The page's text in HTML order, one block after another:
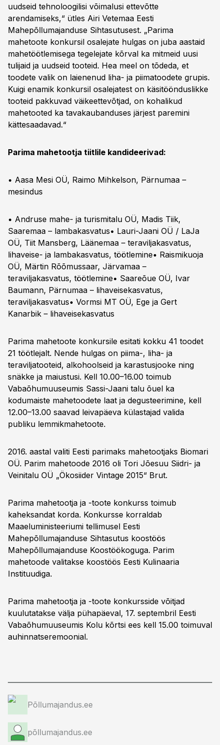
uudseid tehnoloogilisi võimalusi ettevõtte
arendamiseks,“ ütles Airi Vetemaa Eesti
Mahepõllumajanduse Sihtasutusest. „Parima
mahetoote konkursil osalejate hulgas on juba aastaid
mahetöötlemisega tegelejate kõrval ka mitmeid uusi
tulijaid ja uudseid tooteid. Hea meel on tõdeda, et
toodete valik on laienenud liha- ja piimatoodete grupis.
Kuigi enamik konkursil osalejatest on käsitöönduslikke
tooteid pakkuvad väikeettevõtjad, on kohalikud
mahetooted ka tavakaubanduses järjest paremini
kättesaadavad.“
Parima mahetootja tiitlile kandideerivad:
• Aasa Mesi OÜ, Raimo Mihkelson, Pärnumaa –
mesindus
• Andruse mahe- ja turismitalu OÜ, Madis Tiik,
Saaremaa – lambakasvatus• Lauri-Jaani OÜ / LaJa
OÜ, Tiit Mansberg, Läänemaa – teraviljakasvatus,
lihaveise- ja lambakasvatus, töötlemine• Raismikuoja
OÜ, Märtin Rõõmussaar, Järvamaa –
teraviljakasvatus, töötlemine• Saareõue OÜ, Ivar
Baumann, Pärnumaa – lihaveisekasvatus,
teraviljakasvatus• Vormsi MT OÜ, Ege ja Gert
Kanarbik – lihaveisekasvatus
Parima mahetoote konkursile esitati kokku 41 toodet
21 töötlejalt. Nende hulgas on piima-, liha- ja
teraviljatooteid, alkohoolseid ja karastusjooke ning
snäkke ja maiustusi. Kell 10.00–16.00 toimub
Vabaõhumuuseumis Sassi-Jaani talu õuel ka
kodumaiste mahetoodete laat ja degusteerimine, kell
12.00–13.00 saavad leivapäeva külastajad valida
publiku lemmikmahetoote.
2016. aastal valiti Eesti parimaks mahetootjaks Biomari
OÜ. Parim mahetoode 2016 oli Tori Jõesuu Siidri- ja
Veinitalu OÜ „Ökosiider Vintage 2015“ Brut.
Parima mahetootja ja -toote konkurss toimub
kaheksandat korda. Konkursse korraldab
Maaeluministeeriumi tellimusel Eesti
Mahepõllumajanduse Sihtasutus koostöös
Mahepõllumajanduse Koostöökoguga. Parim
mahetoode valitakse koostöös Eesti Kulinaaria
Instituudiga.
Parima mahetootja ja -toote konkursside võitjad
kuulutatakse välja pühapäeval, 17. septembril Eesti
Vabaõhumuuseumis Kolu kõrtsi ees kell 15.00 toimuval
auhinnatseremoonial.
Põllumajandus.ee
põllumajandus.ee